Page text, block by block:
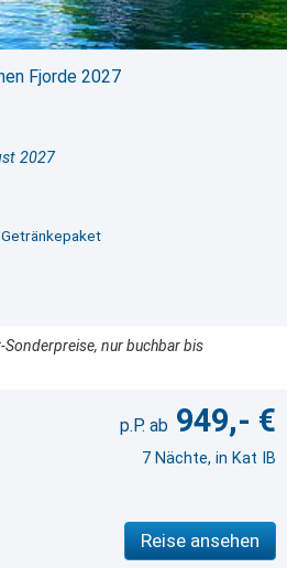
Fjorde 2027
2027
Sonderpreise, nur buchbar bis
949,- €
7 Nächte, in Kat IB
Reise ansehen